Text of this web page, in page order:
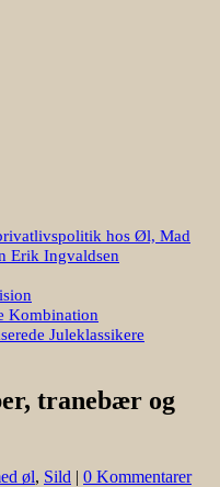
hos Øl, Mad
Erik Ingvaldsen
Kombination
Juleklassikere
tranebær og
øl, Sild | 0 Kommentarer